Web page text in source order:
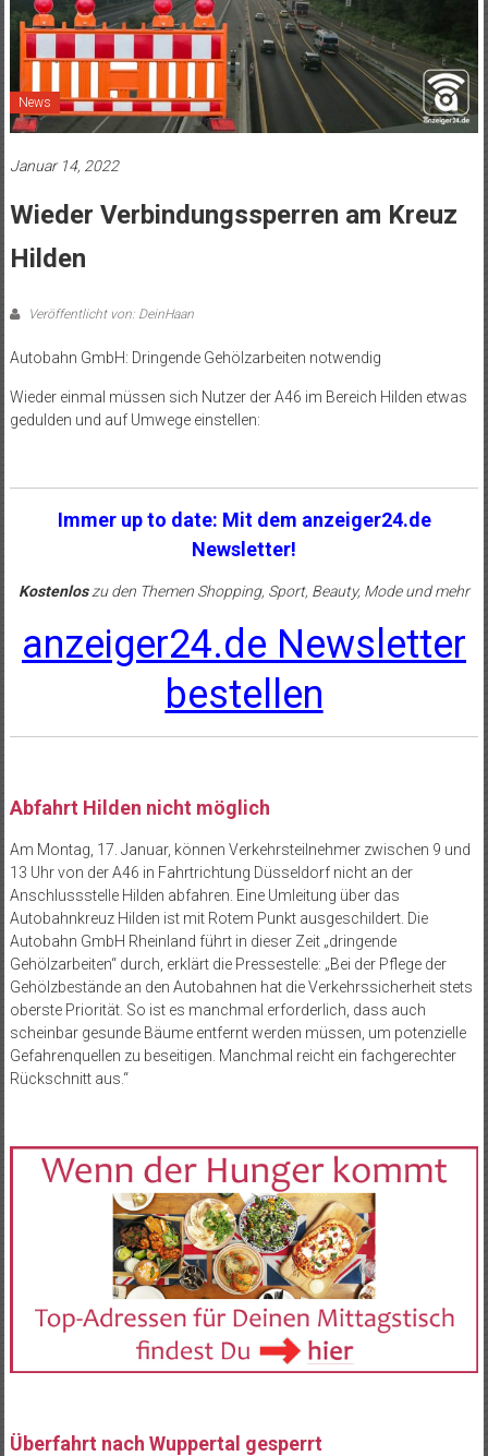
News
Januar 14, 2022
Wieder Verbindungssperren am Kreuz
Hilden
Veröffentlicht von: DeinHaan
Autobahn GmbH: Dringende Gehölzarbeiten notwendig
Wieder einmal müssen sich Nutzer der A46 im Bereich Hilden etwas
gedulden und auf Umwege einstellen:
Immer up to date: Mit dem anzeiger24.de
Newsletter!
Kostenloszu den Themen Shopping, Sport, Beauty, Mode und mehr
anzeiger24.de Newsletter
bestellen
Abfahrt Hilden nicht möglich
Am Montag, 17. Januar, können Verkehrsteilnehmer zwischen 9 und
13 Uhr von der A46 in Fahrtrichtung Düsseldorf nicht an der
Anschlussstelle Hilden abfahren. Eine Umleitung über das
Autobahnkreuz Hilden ist mit Rotem Punkt ausgeschildert. Die
Autobahn GmbH Rheinland führt in dieser Zeit „dringende
Gehölzarbeiten“ durch, erklärt die Pressestelle: „Bei der Pflege der
Gehölzbestände an den Autobahnen hat die Verkehrssicherheit stets
oberste Priorität. So ist es manchmal erforderlich, dass auch
scheinbar gesunde Bäume entfernt werden müssen, um potenzielle
Gefahrenquellen zu beseitigen. Manchmal reicht ein fachgerechter
Rückschnitt aus.“
Überfahrt nach Wuppertal gesperrt